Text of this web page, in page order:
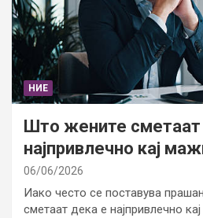
НИЕ
Што жените сметаат
најпривлечно кај
06/06/2026
Иако често се поставува
сметаат дека е најпривлечно